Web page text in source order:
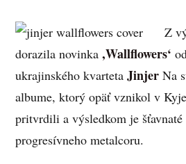
Z
dorazila novinka,Wallflowers‘
ukrajinského kvarteta JinjerNa
albume, ktorý opäť vznikol v
pritvrdili a výsledkom je šťavnaté
progresívneho metalcoru.